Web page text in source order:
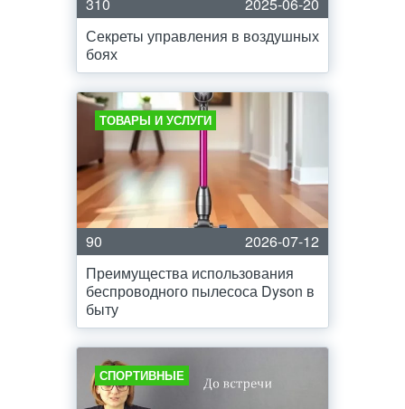
Секреты управления в воздушных
боях
ТОВАРЫ И УСЛУГИ
90
2026-07-12
Преимущества использования
беспроводного пылесоса Dyson в
быту
СПОРТИВНЫЕ